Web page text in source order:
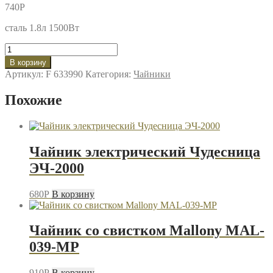
740P
сталь 1.8л 1500Вт
Количество
товара
Чайник
электрический
HS-
стальной
В корзину
Артикул: F 633990 Категория: Чайники
Похожие
Чайник электрический Чудесница
ЭЧ-2000
680P В корзину
Чайник со свистком Mallony MAL-
039-MP